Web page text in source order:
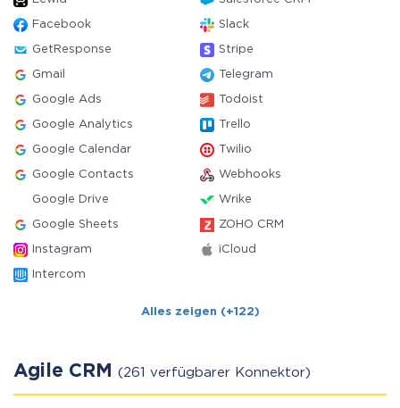
Facebook Slack
GetResponse Stripe
Gmail Telegram
Google Ads Todoist
Google Analytics Trello
Google Calendar Twilio
Google Contacts Webhooks
Google Drive Wrike
Google Sheets ZOHO CRM
Instagram iCloud
Intercom
Alles zeigen (+122)
Agile CRM (261 verfügbarer Konnektor)